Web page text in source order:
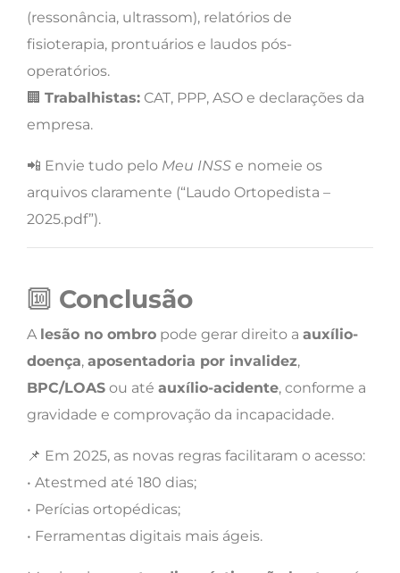
(ressonância, ultrassom), relatórios de
fisioterapia, prontuários e laudos pós-
operatórios.
🏢 Trabalhistas: CAT, PPP, ASO e declarações da
empresa.
📲 Envie tudo pelo Meu INSS e nomeie os
arquivos claramente (“Laudo Ortopedista –
2025.pdf”).
🔟 Conclusão
A lesão no ombro pode gerar direito a auxílio-
doença, aposentadoria por invalidez,
BPC/LOAS ou até auxílio-acidente, conforme a
gravidade e comprovação da incapacidade.
📌 Em 2025, as novas regras facilitaram o acesso:
• Atestmed até 180 dias;
• Perícias ortopédicas;
• Ferramentas digitais mais ágeis.